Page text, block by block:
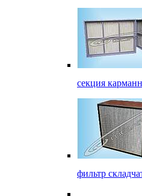
секция
фильтр